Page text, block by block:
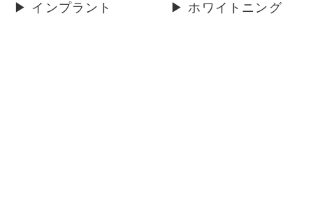
▶ インプラント ▶ ホワイトニング